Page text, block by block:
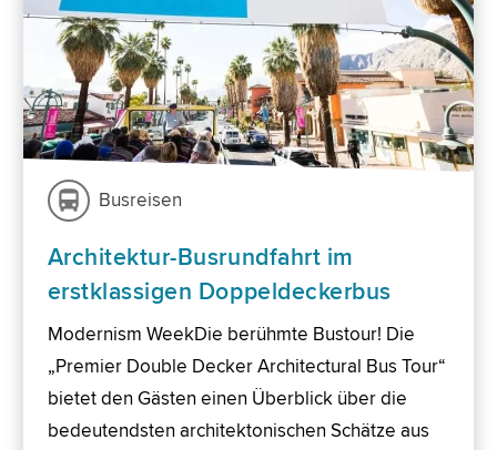
Busreisen
Architektur-Busrundfahrt im
erstklassigen Doppeldeckerbus
Modernism WeekDie berühmte Bustour! Die
„Premier Double Decker Architectural Bus Tour“
bietet den Gästen einen Überblick über die
bedeutendsten architektonischen Schätze aus